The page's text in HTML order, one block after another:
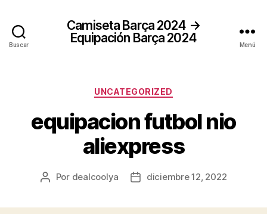
Buscar
Camiseta Barça 2024 →
Equipación Barça 2024
Menú
Categorías
UNCATEGORIZED
equipacion futbol nio
aliexpress
Autor
Por dealcoolya
Fechadiciembre 12, 2022